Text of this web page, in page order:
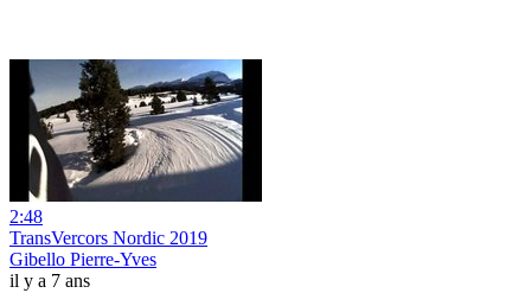
2:48
TransVercors Nordic 2019
Gibello Pierre-Yves
il y a 7 ans